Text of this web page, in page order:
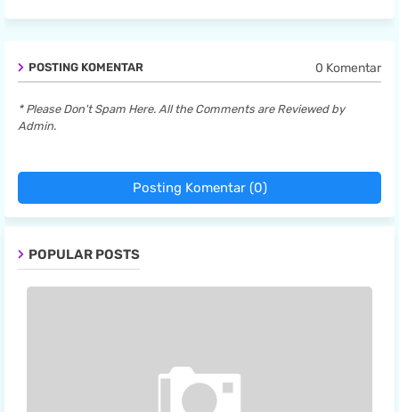
POSTING KOMENTAR 0 Komentar
* Please Don't Spam Here. All the Comments are Reviewed by
Admin.
Posting Komentar (0)
POPULAR POSTS